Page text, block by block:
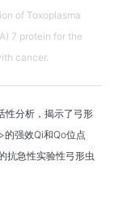
of Toxoplasma
7 protein for the
cancer.
性分析，揭示了弓形
强效Qi和Qo位点
抗急性实验性弓形虫